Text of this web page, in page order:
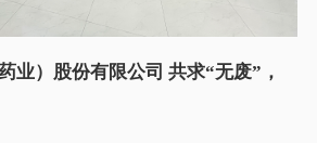
业）股份有限公司 共求“无废”，